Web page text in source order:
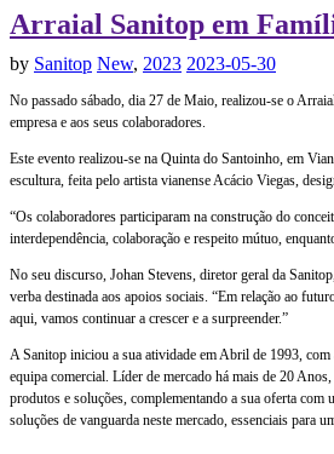
Arraial Sanitop em
by Sanitop New, 2023 2023-05-30
No passado sábado, dia 27 de Maio, realizou-se o
empresa e aos seus colaboradores.
Este evento realizou-se na Quinta do Santoinho, em
escultura, feita pelo artista vianense Acácio Viegas,
“Os colaboradores participaram na construção do
interdependência, colaboração e respeito mútuo,
No seu discurso, Johan Stevens, diretor geral da
verba destinada aos apoios sociais. “Em relação ao
aqui, vamos continuar a crescer e a surpreender.”
A Sanitop iniciou a sua atividade em Abril de 1993, com
equipa comercial. Líder de mercado há mais de 20
produtos e soluções, complementando a sua oferta com
soluções de vanguarda neste mercado, essenciais para